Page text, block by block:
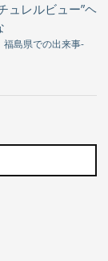
ュレルビュー”ヘ
福島県での出来事-